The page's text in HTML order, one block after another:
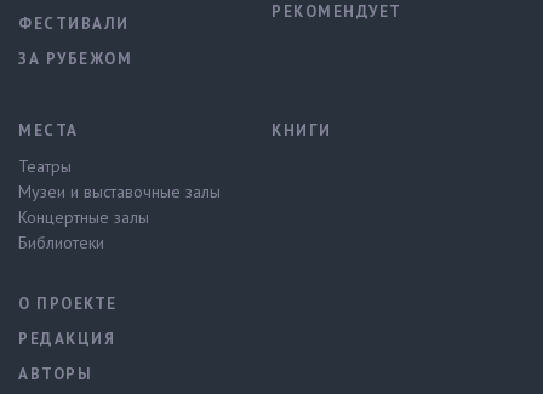
ФЕСТИВАЛИ
ЗА РУБЕЖОМ
РЕКОМЕНДУЕТ
МЕСТА
Театры
Музеи и выставочные залы
Концертные залы
Библиотеки
КНИГИ
О ПРОЕКТЕ
РЕДАКЦИЯ
АВТОРЫ